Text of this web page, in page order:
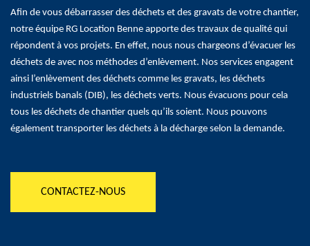
Afin de vous débarrasser des déchets et des gravats de votre chantier,
notre équipe RG Location Benne apporte des travaux de qualité qui
répondent à vos projets. En effet, nous nous chargeons d’évacuer les
déchets de avec nos méthodes d’enlèvement. Nos services engagent
ainsi l’enlèvement des déchets comme les gravats, les déchets
industriels banals (DIB), les déchets verts. Nous évacuons pour cela
tous les déchets de chantier quels qu’ils soient. Nous pouvons
également transporter les déchets à la décharge selon la demande.
CONTACTEZ-NOUS